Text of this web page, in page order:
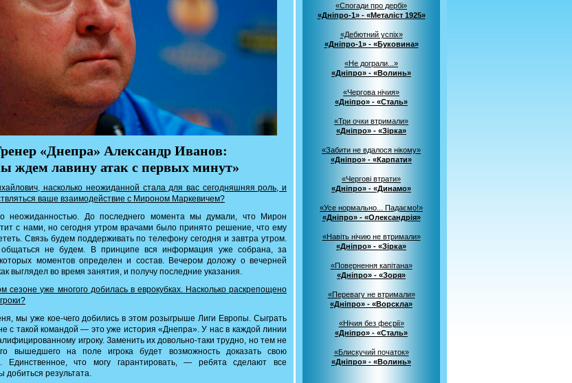
«Днепра» Александр Иванов:
ждем лавину атак с первых минут»
насколько неожиданной стала для вас сегодняшняя роль, и
ваше взаимодействие с Мироном Маркевичем?
неожиданностью. До последнего момента мы думали, что Мирон
с нами, но сегодня утром врачами было принято решение, что ему
Связь будем поддерживать по телефону сегодня и завтра утром.
не будем. В принципе вся информация уже собрана, за
моментов определен и состав. Вечером доложу о вечерней
выглядел во время занятия, и получу последние указания.
сезоне уже многого добилась в еврокубках. Насколько раскрепощено
мы уже кое-чего добились в этом розыгрыше Лиги Европы. Сыграть
с такой командой — это уже история «Днепра». У нас в каждой линии
игроку. Заменить их довольно-таки трудно, но тем не
вышедшего на поле игрока будет возможность доказать свою
Единственное, что могу гарантировать, — ребята сделают все
добиться результата.
«Спогади про дербі»
«Дніпро-1» - «Металіст 1925»
«Дебютний успіх»
«Дніпро-1» - «Буковина»
«Не дограли...»
«Дніпро» - «Волинь»
«Чергова нічия»
«Дніпро» - «Сталь»
«Три очки втримали»
«Дніпро» - «Зірка»
«Забити не вдалося нікому»
«Дніпро» - «Карпати»
«Чергові втрати»
«Дніпро» - «Динамо»
«Усе нормально... Падаємо!»
«Дніпро» - «Олександрія»
«Навіть нічию не втримали»
«Дніпро» - «Зірка»
«Повернення капітана»
«Дніпро» - «Зоря»
«Перевагу не втримали»
«Дніпро» - «Ворскла»
«Нічия без феєрії»
«Дніпро» - «Сталь»
«Блискучий початок»
«Дніпро» - «Волинь»